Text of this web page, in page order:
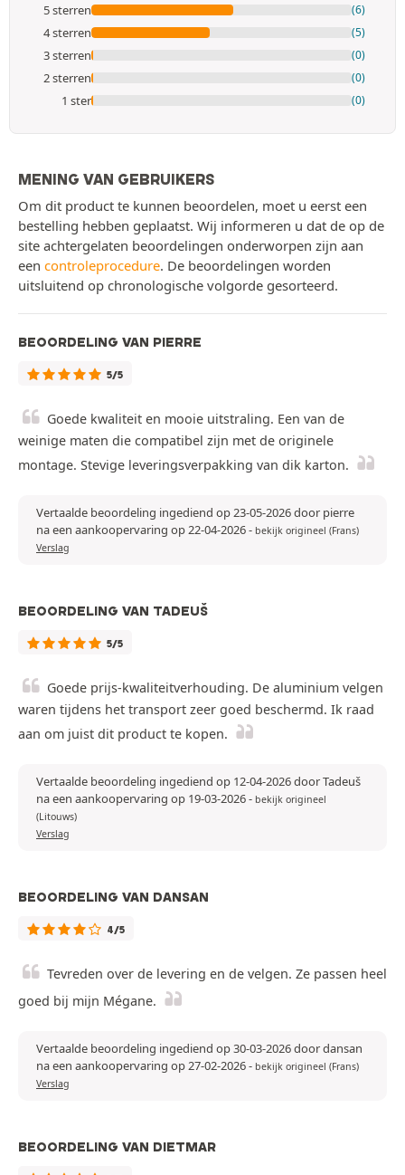
5 sterren (6)
4 sterren (5)
3 sterren (0)
2 sterren (0)
1 ster (0)
MENING VAN GEBRUIKERS
Om dit product te kunnen beoordelen, moet u eerst een
bestelling hebben geplaatst. Wij informeren u dat de op de
site achtergelaten beoordelingen onderworpen zijn aan
een controleprocedure. De beoordelingen worden
uitsluitend op chronologische volgorde gesorteerd.
BEOORDELING VAN PIERRE
5/5
Goede kwaliteit en mooie uitstraling. Een van de
weinige maten die compatibel zijn met de originele
montage. Stevige leveringsverpakking van dik karton.
Vertaalde beoordeling ingediend op 23-05-2026 door pierre
na een aankoopervaring op 22-04-2026- bekijk origineel (Frans)
Verslag
BEOORDELING VAN TADEUŠ
5/5
Goede prijs-kwaliteitverhouding. De aluminium velgen
waren tijdens het transport zeer goed beschermd. Ik raad
aan om juist dit product te kopen.
Vertaalde beoordeling ingediend op 12-04-2026 door Tadeuš
na een aankoopervaring op 19-03-2026- bekijk origineel
(Litouws)
Verslag
BEOORDELING VAN DANSAN
4/5
Tevreden over de levering en de velgen. Ze passen heel
goed bij mijn Mégane.
Vertaalde beoordeling ingediend op 30-03-2026 door dansan
na een aankoopervaring op 27-02-2026- bekijk origineel (Frans)
Verslag
BEOORDELING VAN DIETMAR